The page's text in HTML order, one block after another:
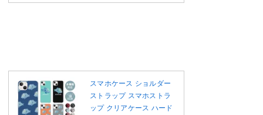
スマホケース ショルダー
ストラップ スマホストラ
ップ クリアケース ハード